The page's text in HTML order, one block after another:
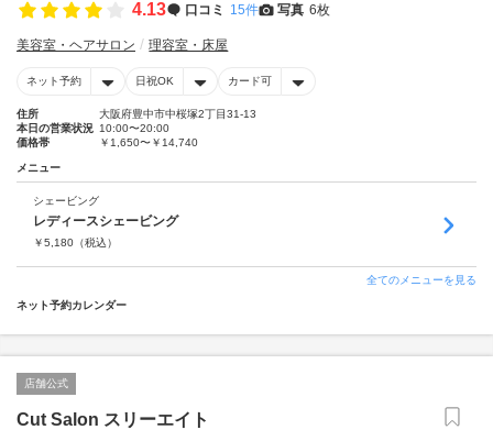
4.13 口コミ 15件 写真 6枚
美容室・ヘアサロン 理容室・床屋
ネット予約 日祝OK カード可
住所
大阪府豊中市中桜塚2丁目31-13
本日の営業状況 10:00〜20:00
価格帯
￥1,650〜￥14,740
メニュー
シェービング
レディースシェービング
￥5,180 （税込）
全てのメニューを見る
ネット予約カレンダー
店舗公式
Cut Salon スリーエイト